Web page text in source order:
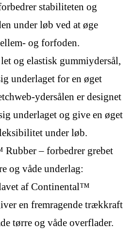
stabiliteten og
under løb ved at øge
og forfoden.
og elastisk gummiydersål,
underlaget for en øget
ydersålen er designet
underlaget og give en øget
under løb.
– forbedrer grebet
og våde underlag:
af Continental™
en fremragende trækkraft
tørre og våde overflader.